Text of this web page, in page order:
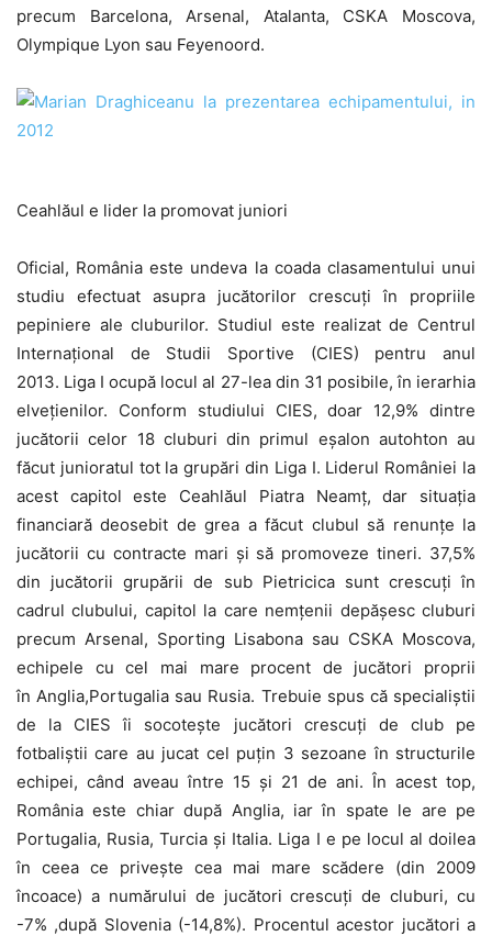
precum Barcelona, Arsenal, Atalanta, CSKA Moscova,
Olympique Lyon sau Feyenoord.
Ceahlăul e lider la promovat juniori
Oficial, România este undeva la coada clasamentului unui
studiu efectuat asupra jucătorilor crescuți în propriile
pepiniere ale cluburilor. Studiul este realizat de Centrul
Internațional de Studii Sportive (CIES) pentru anul
2013. Liga I ocupă locul al 27-lea din 31 posibile, în ierarhia
elvețienilor. Conform studiului CIES, doar 12,9% dintre
jucătorii celor 18 cluburi din primul eșalon autohton au
făcut junioratul tot la grupări din Liga I. Liderul României la
acest capitol este Ceahlăul Piatra Neamț, dar situația
financiară deosebit de grea a făcut clubul să renunțe la
jucătorii cu contracte mari și să promoveze tineri. 37,5%
din jucătorii grupării de sub Pietricica sunt crescuți în
cadrul clubului, capitol la care nemțenii depășesc cluburi
precum Arsenal, Sporting Lisabona sau CSKA Moscova,
echipele cu cel mai mare procent de jucători proprii
în Anglia,Portugalia sau Rusia. Trebuie spus că specialiștii
de la CIES îi socotește jucători crescuți de club pe
fotbaliștii care au jucat cel puțin 3 sezoane în structurile
echipei, când aveau între 15 și 21 de ani. În acest top,
România este chiar după Anglia, iar în spate le are pe
Portugalia, Rusia, Turcia și Italia. Liga I e pe locul al doilea
în ceea ce privește cea mai mare scădere (din 2009
încoace) a numărului de jucători crescuți de cluburi, cu
-7% ,după Slovenia (-14,8%). Procentul acestor jucători a